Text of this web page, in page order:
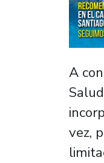
A
vez,